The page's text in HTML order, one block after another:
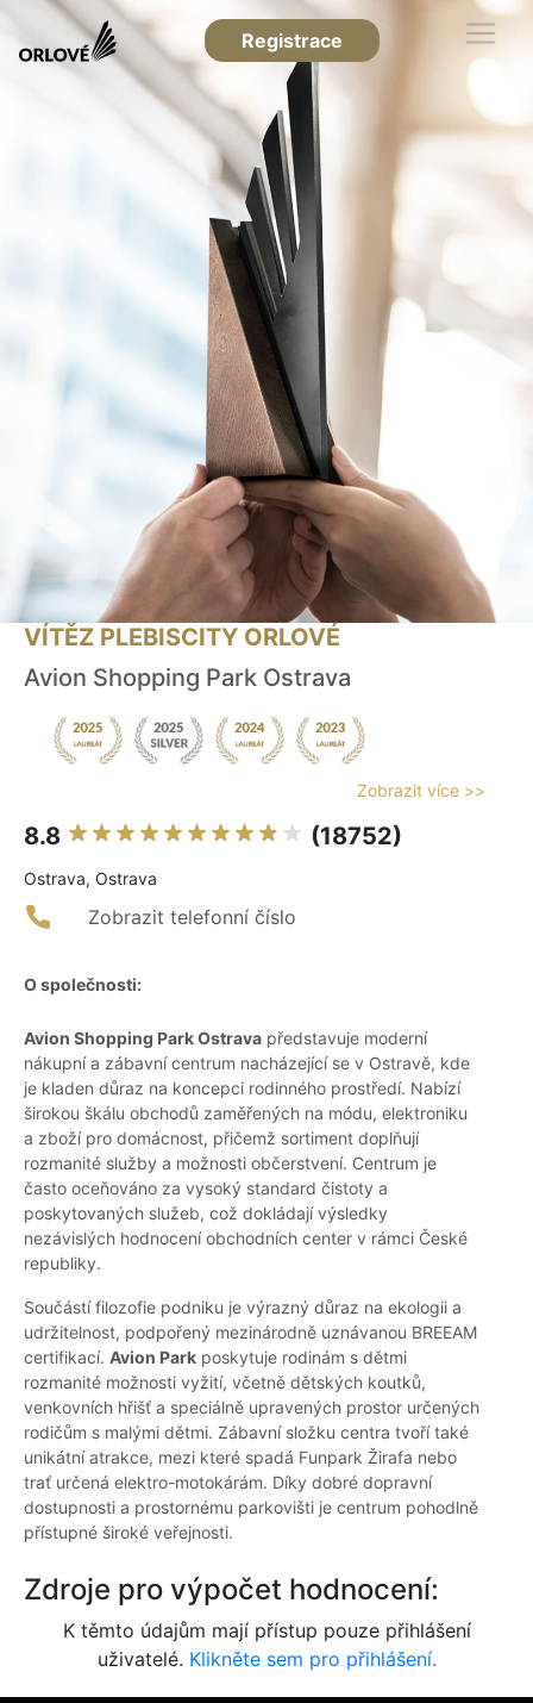
Registrace
VÍTĚZ PLEBISCITY ORLOVÉ
Avion Shopping Park Ostrava
Zobrazit více >>
8.8 (18752)
Ostrava, Ostrava
Zobrazit telefonní číslo
O společnosti:
Avion Shopping Park Ostrava představuje moderní
nákupní a zábavní centrum nacházející se v Ostravě, kde
je kladen důraz na koncepci rodinného prostředí. Nabízí
širokou škálu obchodů zaměřených na módu, elektroniku
a zboží pro domácnost, přičemž sortiment doplňují
rozmanité služby a možnosti občerstvení. Centrum je
často oceňováno za vysoký standard čistoty a
poskytovaných služeb, což dokládají výsledky
nezávislých hodnocení obchodních center v rámci České
republiky.
Součástí filozofie podniku je výrazný důraz na ekologii a
udržitelnost, podpořený mezinárodně uznávanou BREEAM
certifikací. Avion Park poskytuje rodinám s dětmi
rozmanité možnosti vyžití, včetně dětských koutků,
venkovních hřišť a speciálně upravených prostor určených
rodičům s malými dětmi. Zábavní složku centra tvoří také
unikátní atrakce, mezi které spadá Funpark Žirafa nebo
trať určená elektro-motokárám. Díky dobré dopravní
dostupnosti a prostornému parkovišti je centrum pohodlně
přístupné široké veřejnosti.
Zdroje pro výpočet hodnocení:
K těmto údajům mají přístup pouze přihlášení
uživatelé. Klikněte sem pro přihlášení.